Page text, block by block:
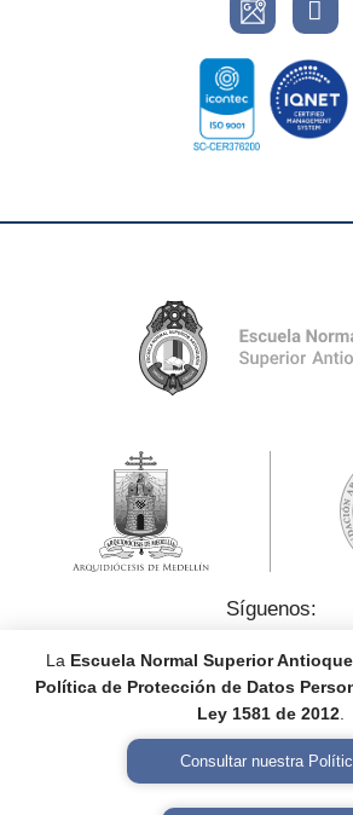
Síguenos:
Política de Tratamiento de Datos
La Escuela Normal Superior
Política de Protección de Datos
Ley 1581 de 2012
Consultar nuestra